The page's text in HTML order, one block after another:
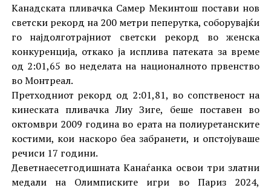
Канадската пливачка Самер Мекинтош постави нов
светски рекорд на 200 метри пеперутка, соборувајќи
го најдолготрајниот светски рекорд во женска
конкуренција, откако ја исплива патеката за време
од 2:01,65 во неделата на националното првенство
во Монтреал.
Претходниот рекорд од 2:01,81, во сопственост на
кинеската пливачка Лиу Зиге, беше поставен во
октомври 2009 година во ерата на полиуретанските
костими, кои наскоро беа забранети, и опстојуваше
речиси 17 години.
Деветнаесетгодишната Канаѓанка освои три златни
медали на Олимписките игри во Париз 2024,